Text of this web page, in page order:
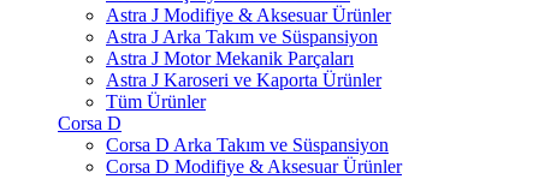
Astra J Modifiye & Aksesuar Ürünler
Astra J Arka Takım ve Süspansiyon
Astra J Motor Mekanik Parçaları
Astra J Karoseri ve Kaporta Ürünler
Tüm Ürünler
Corsa D
Corsa D Arka Takım ve Süspansiyon
Corsa D Modifiye & Aksesuar Ürünler